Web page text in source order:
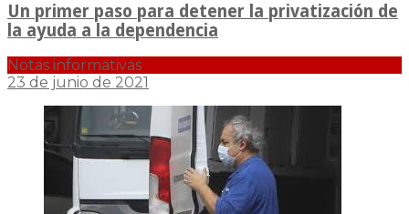
Un primer paso para detener la privatización de
la ayuda a la dependencia
Notas informativas
23 de junio de 2021